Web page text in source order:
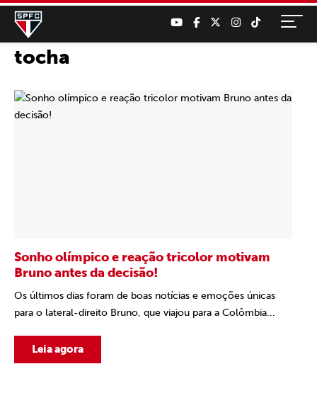
tocha
Sonho olímpico e reação tricolor motivam
Bruno antes da decisão!
Os últimos dias foram de boas notícias e emoções únicas
para o lateral-direito Bruno, que viajou para a Colômbia...
Leia agora